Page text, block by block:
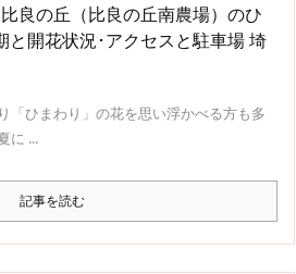
良の丘（比良の丘南農場）のひ
と開花状況･アクセスと駐車場 埼
「ひまわり」の花を思い浮かべる方も多
に ...
記事を読む